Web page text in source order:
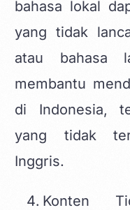
bahasa lokal
yang tidak
atau bahasa
membantu
di Indonesia,
yang tidak
Inggris.
Konten